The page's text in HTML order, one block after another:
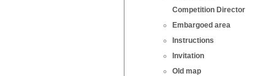
Competition Director
Embargoed area
Instructions
Invitation
Old map